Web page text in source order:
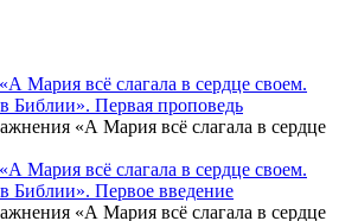
Мария всё слагала в сердце своем.
Библии». Первая проповедь
«А Мария всё слагала в сердце
Мария всё слагала в сердце своем.
Библии». Первое введение
«А Мария всё слагала в сердце